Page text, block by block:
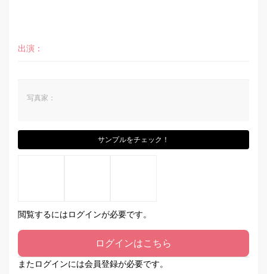
出演：
写真家：
サンプルをチェック！
閲覧するにはログインが必要です。
ログインはこちら
またログインには会員登録が必要です。